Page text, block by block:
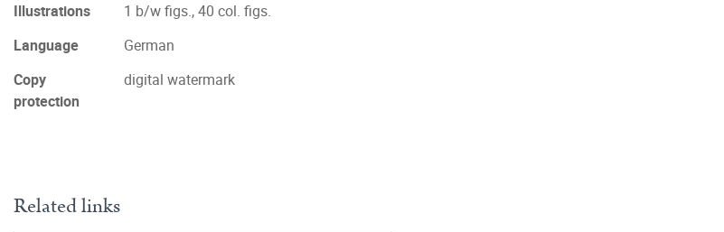
Illustrations
1 b/w figs., 40 col. figs.
Language
German
Copy
protection
digital watermark
Related links